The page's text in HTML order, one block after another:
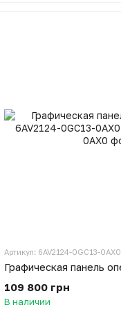
Артикул: 6AV2124-0GC13-0AX0
109 800 грн
В наличии